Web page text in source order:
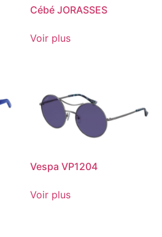
Cébé JORASSES
Voir plus
Vespa VP1204
Voir plus